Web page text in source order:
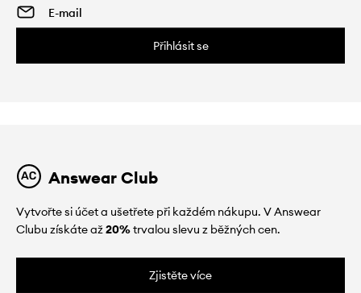
Přihlásit se
Answear Club
Vytvořte si účet a ušetřete při každém nákupu. V Answear
Clubu získáte až20%trvalou slevu z běžných cen.
Zjistěte více